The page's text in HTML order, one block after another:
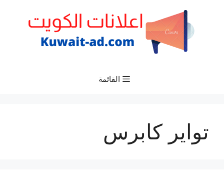
القائمة
تواير كابرس